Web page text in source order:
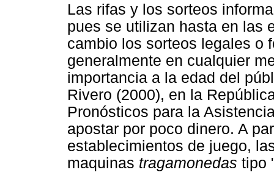
Las rifas y los sorteos
pues se utilizan hasta en las
cambio los sorteos legales o
generalmente en cualquier
importancia a la edad del
Rivero (2000), en la
Pronósticos para la
apostar por poco dinero. A
establecimientos de juego,
maquinas tragamonedas tipo